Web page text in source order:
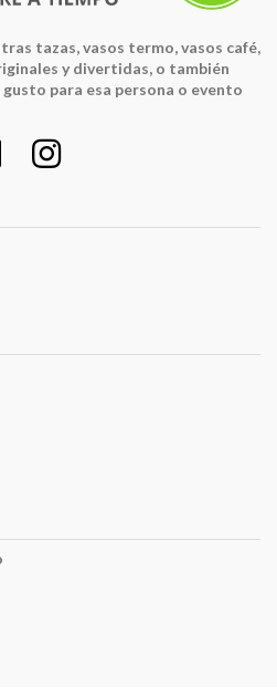
tazas, vasos termo, vasos café,
y divertidas, o también
para esa persona o evento